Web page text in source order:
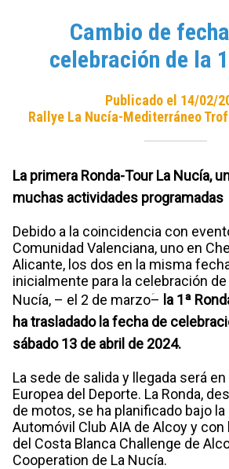
Cambio de
celebración de la
Publicado el 14/02/
Rallye La Nucía-Mediterráneo
La primera Ronda-Tour La Nucía,
muchas actividades programadas
Debido a la coincidencia con
Comunidad Valenciana, uno en
Alicante, los dos en la misma
inicialmente para la celebración de
Nucía, – el 2 de marzoؘ– la 1ª
ha trasladado la fecha de
sábado 13 de abril de 2024.
La sede de salida y llegada será
Europea del Deporte. La Ronda,
de motos, se ha planificado bajo
Automóvil Club AIA de Alcoy y con
del Costa Blanca Challenge de
Cooperation de La Nucía.